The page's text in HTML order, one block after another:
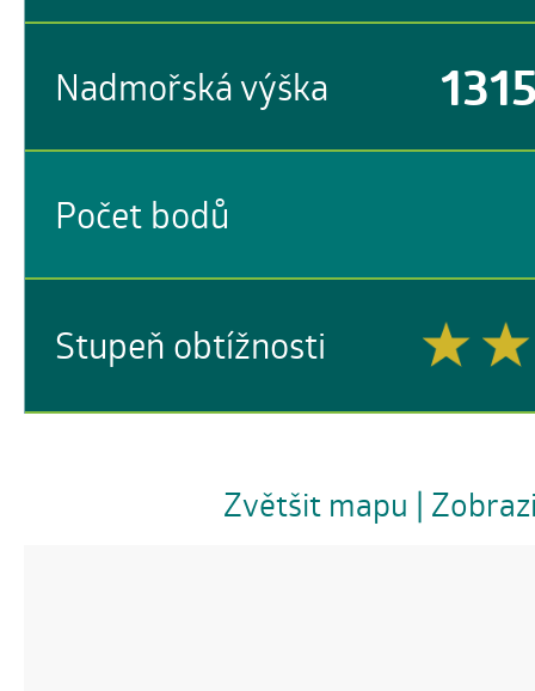
Nadmořská výška
Počet bodů
Stupeň obtížnosti
Zvětšit mapu |